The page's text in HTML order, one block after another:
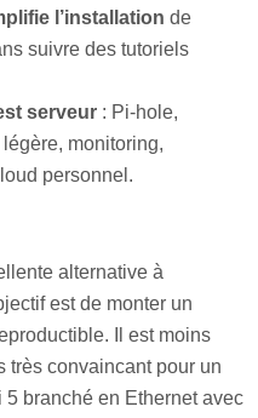
l’installation de
suivre des tutoriels
serveur : Pi-hole,
monitoring,
personnel.
alternative à
est de monter un
Il est moins
très convaincant pour un
branché en Ethernet avec